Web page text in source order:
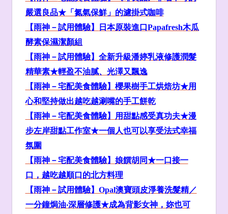
嚴選良品★「氮氣保鮮」的濾掛式咖啡
【雨神－試用體驗】
日本原裝進口Papafresh木瓜
酵素保濕潔顏組
【雨神－試用體驗】全新升級潘婷乳液修護潤髮
精華素★輕盈不油膩、光澤又飄逸
【雨神－宅配美食體驗】櫻果樹手工烘焙坊★用
心和堅持做出越吃越涮嘴的手工餅乾
【雨神－宅配美食體驗】用甜點感受真功夫★漫
步左岸甜點工作室★一個人也可以享受法式幸福
氛圍
【雨神－宅配美食體驗】娘饌胡同★一口接一
口，越吃越順口的北方料理
【雨神－試用體驗】Opal澳寶頭皮淨養洗髮精／
一分鐘焗油‧深層修護★成為背影女神，妳也可